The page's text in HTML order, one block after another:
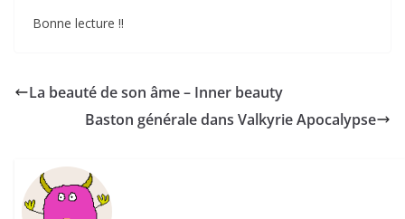
Bonne lecture !!
La beauté de son âme – Inner beauty
Baston générale dans Valkyrie Apocalypse